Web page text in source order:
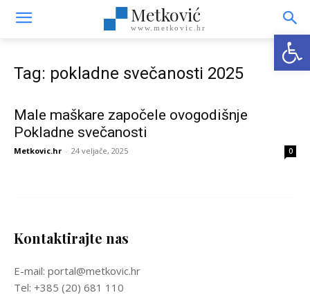
Metković
www.metkovic.hr
Tag: pokladne svečanosti 2025
Male maškare započele ovogodišnje
Pokladne svečanosti
Metkovic.hr - 24 veljače, 2025 0
Kontaktirajte nas
E-mail: portal@metkovic.hr
Tel: +385 (20) 681 110